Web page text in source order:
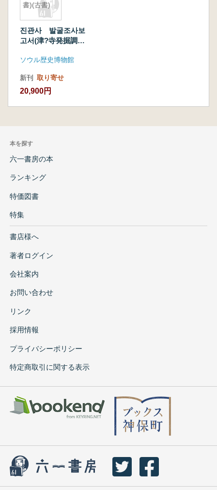
書)(古書)
진관사 발굴조사보
고서(津?寺発掘調査
ソウル歴史博物館
新刊 取り寄せ
20,900円
本を探す
六一書房の本
ランキング
特価図書
特集
書店様へ
著者ログイン
会社案内
お問い合わせ
リンク
採用情報
プライバシーポリシー
特定商取引に関する表示